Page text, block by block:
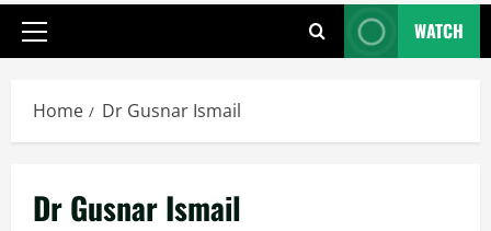
Primary
WATCH
Home Dr Gusnar Ismail
Dr Gusnar Ismail